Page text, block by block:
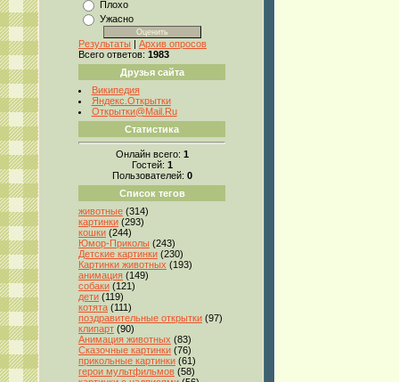
Плохо
Ужасно
Результаты | Архив опросов
Всего ответов: 1983
Друзья сайта
Википедия
Яндекс.Открытки
Открытки@Mail.Ru
Статистика
Онлайн всего: 1
Гостей: 1
Пользователей: 0
Список тегов
животные (314)
картинки (293)
кошки (244)
Юмор-Приколы (243)
Детские картинки (230)
Картинки животных (193)
анимация (149)
собаки (121)
дети (119)
котята (111)
поздравительные открытки (97)
клипарт (90)
Анимация животных (83)
Сказочные картинки (76)
прикольные картинки (61)
герои мультфильмов (58)